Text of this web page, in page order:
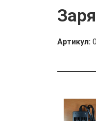
Кабели
Артикул: